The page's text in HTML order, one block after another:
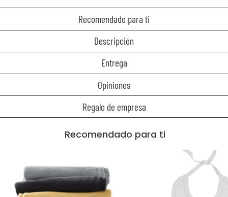
Recomendado para ti
Descripción
Entrega
Opiniones
Regalo de empresa
Recomendado para ti